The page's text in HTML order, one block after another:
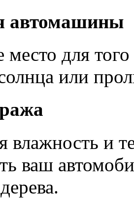
автомашины
место для
или
влажность и
ваш